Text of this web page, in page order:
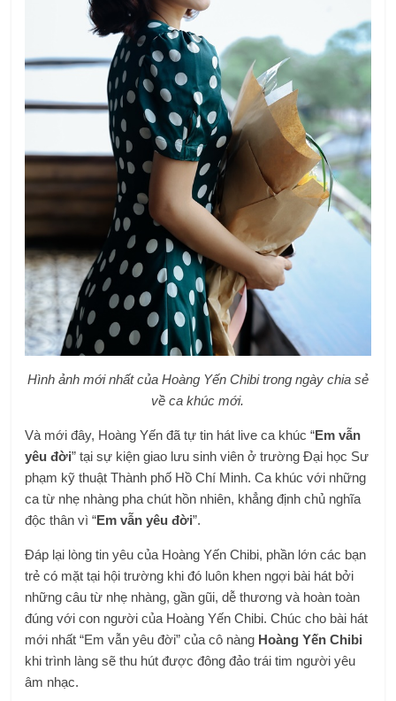
Hình ảnh mới nhất của Hoàng Yến Chibi trong ngày chia sẻ
về ca khúc mới.
Và mới đây, Hoàng Yến đã tự tin hát live ca khúc “Em vẫn
yêu đời” tại sự kiện giao lưu sinh viên ở trường Đại học Sư
phạm kỹ thuật Thành phố Hồ Chí Minh. Ca khúc với những
ca từ nhẹ nhàng pha chút hồn nhiên, khẳng định chủ nghĩa
độc thân vì “Em vẫn yêu đời”.
Đáp lại lòng tin yêu của Hoàng Yến Chibi, phần lớn các bạn
trẻ có mặt tại hội trường khi đó luôn khen ngợi bài hát bởi
những câu từ nhẹ nhàng, gần gũi, dễ thương và hoàn toàn
đúng với con người của Hoàng Yến Chibi. Chúc cho bài hát
mới nhất “Em vẫn yêu đời” của cô nàng Hoàng Yến Chibi
khi trình làng sẽ thu hút được đông đảo trái tim người yêu
âm nhạc.